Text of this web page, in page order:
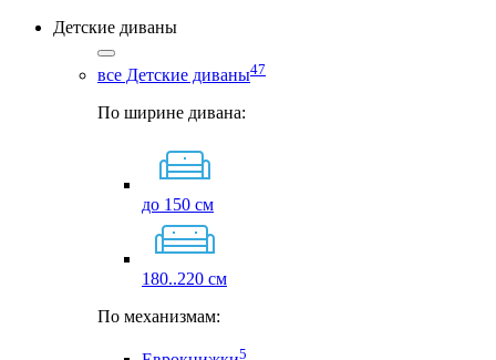
Детские диваны
все Детские диваны47
По ширине дивана:
до 150 см
180..220 см
По механизмам:
5